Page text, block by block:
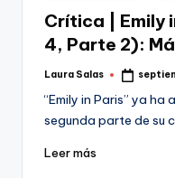
en
Crítica | Emily
4, Parte 2):
Publicado
Laura Salas
“Emily in Paris” ya
segunda parte de su
Leer más